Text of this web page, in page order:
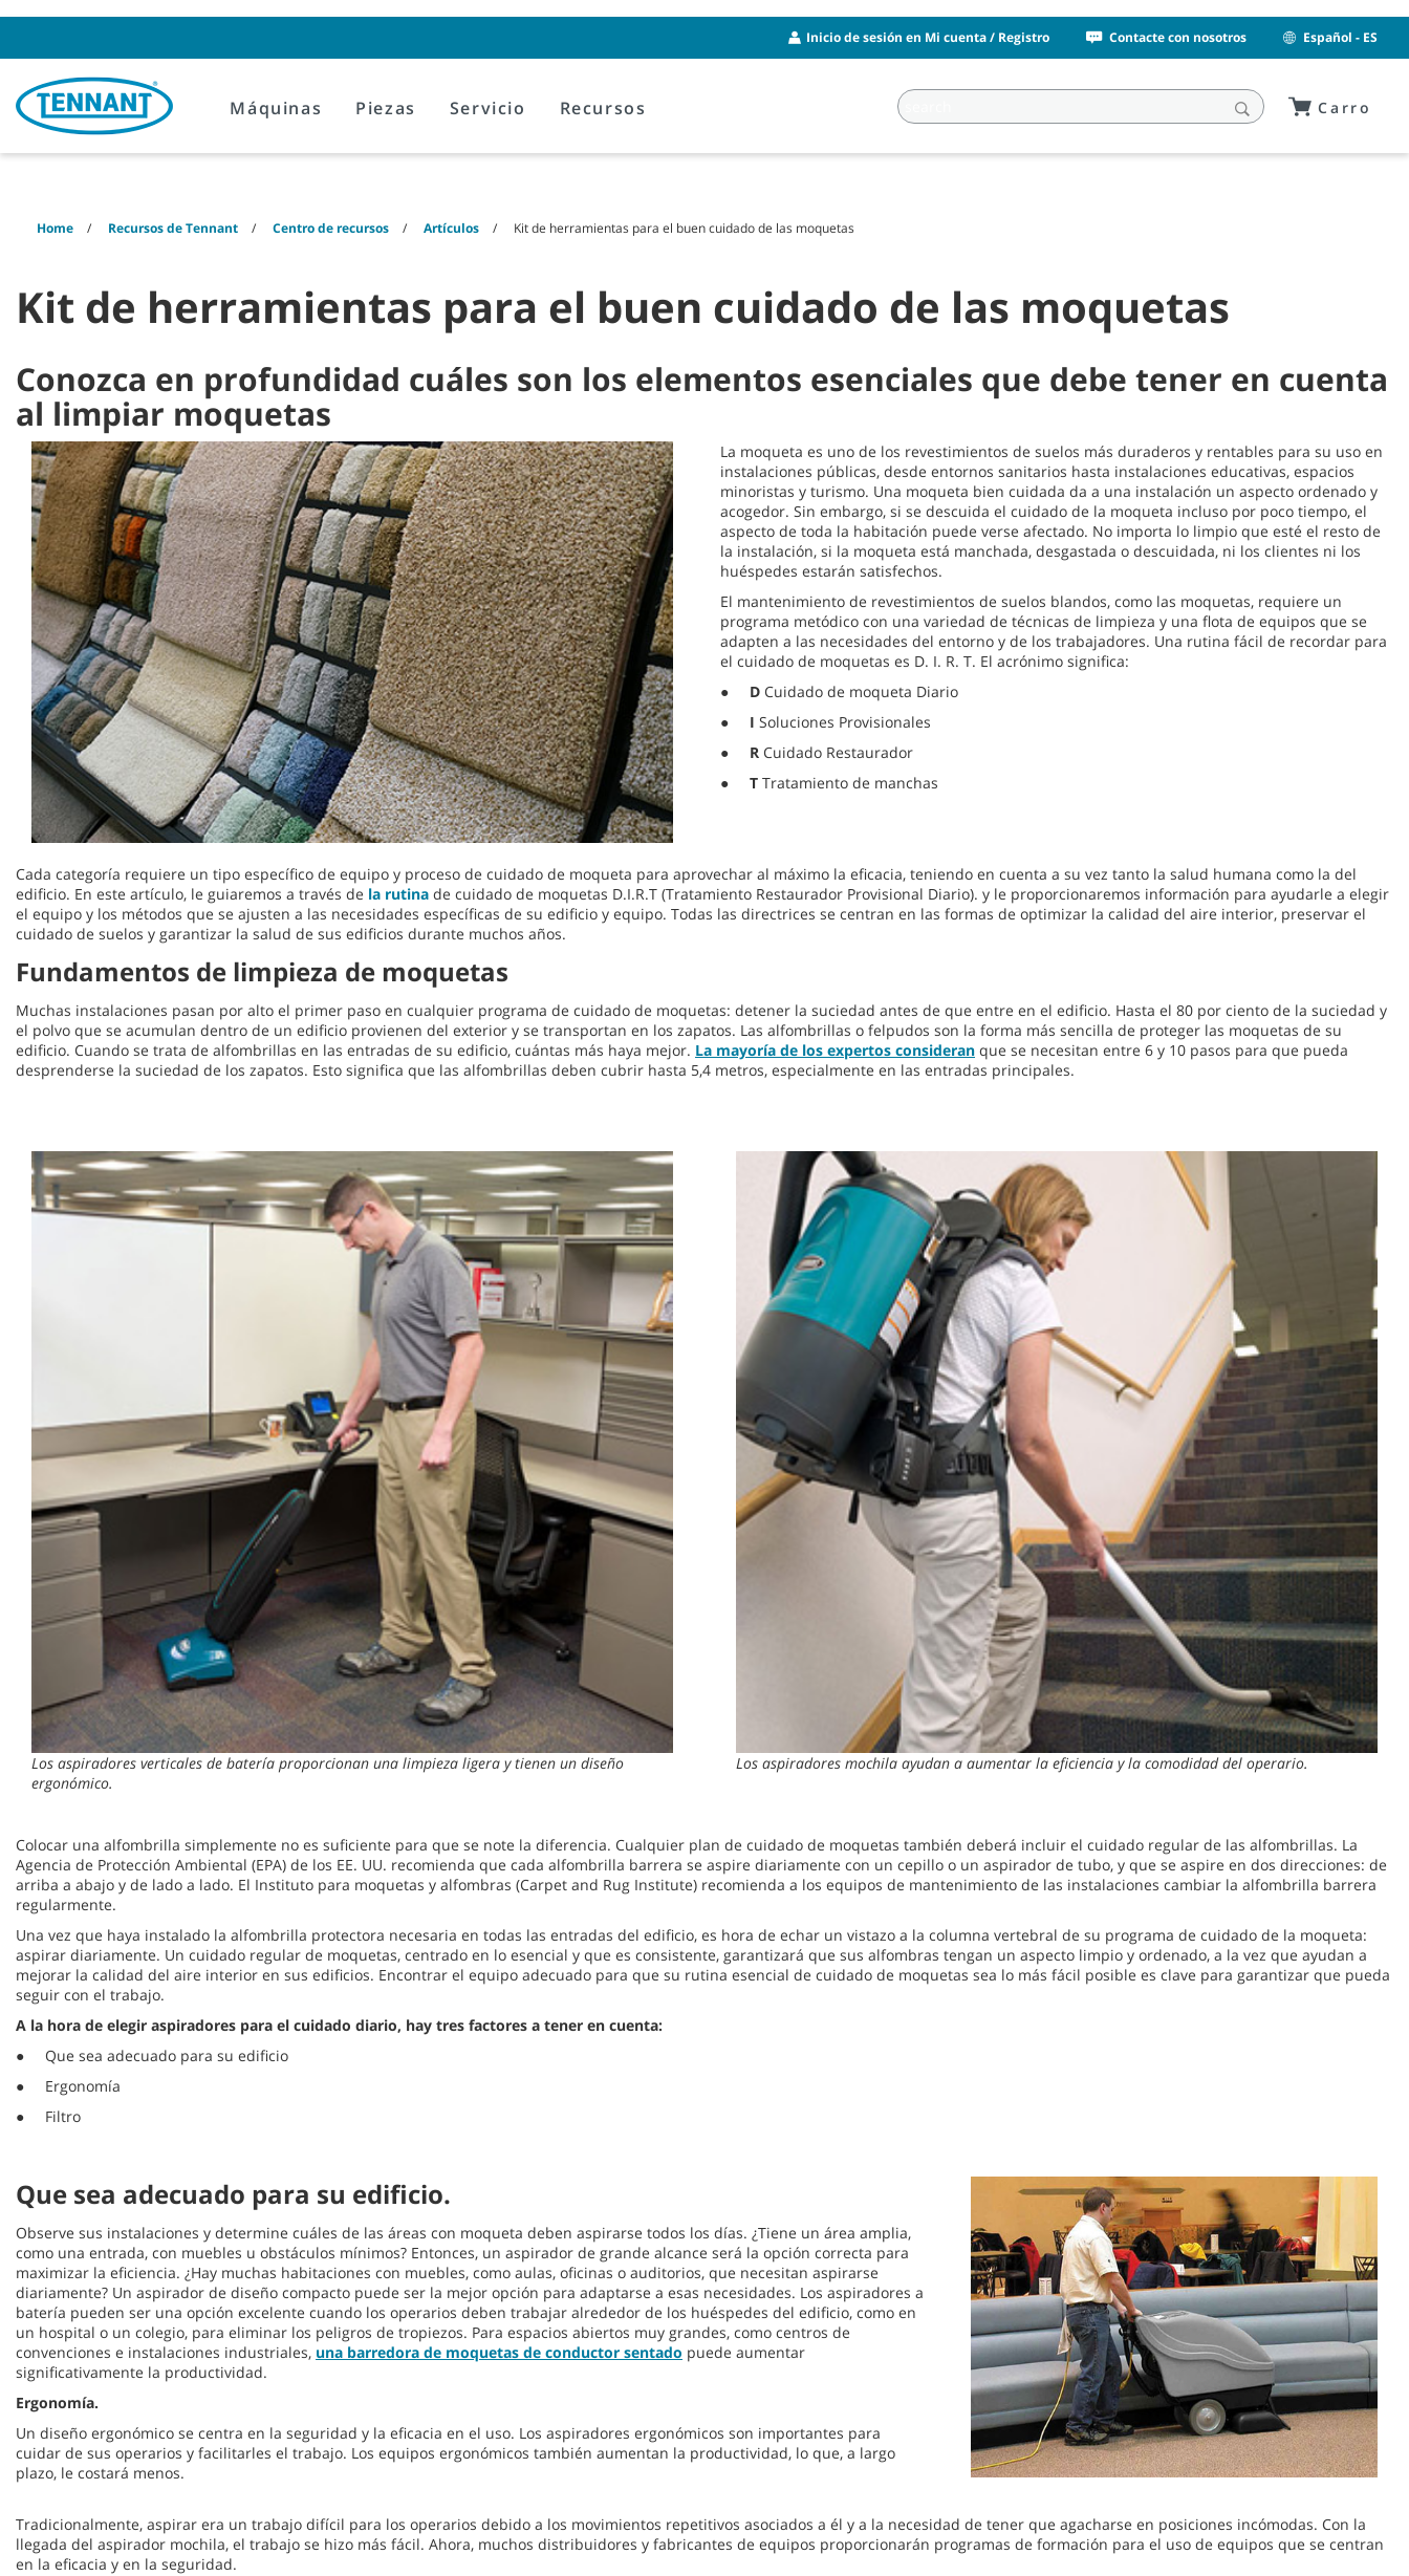
Inicio de sesión en Mi cuenta / Registro Contacte con nosotros Español - ES
Máquinas Piezas Servicio Recursos Carro
Home Recursos de Tennant Centro de recursos Artículos Kit de herramientas para el buen cuidado de las moquetas
Kit de herramientas para el buen cuidado de las moquetas
Conozca en profundidad cuáles son los elementos esenciales que debe tener en cuenta
al limpiar moquetas
La moqueta es uno de los revestimientos de suelos más duraderos y rentables para su uso en
instalaciones públicas, desde entornos sanitarios hasta instalaciones educativas, espacios
minoristas y turismo. Una moqueta bien cuidada da a una instalación un aspecto ordenado y
acogedor. Sin embargo, si se descuida el cuidado de la moqueta incluso por poco tiempo, el
aspecto de toda la habitación puede verse afectado. No importa lo limpio que esté el resto de
la instalación, si la moqueta está manchada, desgastada o descuidada, ni los clientes ni los
huéspedes estarán satisfechos.
El mantenimiento de revestimientos de suelos blandos, como las moquetas, requiere un
programa metódico con una variedad de técnicas de limpieza y una flota de equipos que se
adapten a las necesidades del entorno y de los trabajadores. Una rutina fácil de recordar para
el cuidado de moquetas es D. I. R. T. El acrónimo significa:
● D Cuidado de moqueta Diario
● I Soluciones Provisionales
● R Cuidado Restaurador
● T Tratamiento de manchas
Cada categoría requiere un tipo específico de equipo y proceso de cuidado de moqueta para aprovechar al máximo la eficacia, teniendo en cuenta a su vez tanto la salud humana como la del
edificio. En este artículo, le guiaremos a través de la rutina de cuidado de moquetas D.I.R.T (Tratamiento Restaurador Provisional Diario). y le proporcionaremos información para ayudarle a elegir
el equipo y los métodos que se ajusten a las necesidades específicas de su edificio y equipo. Todas las directrices se centran en las formas de optimizar la calidad del aire interior, preservar el
cuidado de suelos y garantizar la salud de sus edificios durante muchos años.
Fundamentos de limpieza de moquetas
Muchas instalaciones pasan por alto el primer paso en cualquier programa de cuidado de moquetas: detener la suciedad antes de que entre en el edificio. Hasta el 80 por ciento de la suciedad y
el polvo que se acumulan dentro de un edificio provienen del exterior y se transportan en los zapatos. Las alfombrillas o felpudos son la forma más sencilla de proteger las moquetas de su
edificio. Cuando se trata de alfombrillas en las entradas de su edificio, cuántas más haya mejor. La mayoría de los expertos consideran que se necesitan entre 6 y 10 pasos para que pueda
desprenderse la suciedad de los zapatos. Esto significa que las alfombrillas deben cubrir hasta 5,4 metros, especialmente en las entradas principales.
Los aspiradores verticales de batería proporcionan una limpieza ligera y tienen un diseño
ergonómico.
Los aspiradores mochila ayudan a aumentar la eficiencia y la comodidad del operario.
Colocar una alfombrilla simplemente no es suficiente para que se note la diferencia. Cualquier plan de cuidado de moquetas también deberá incluir el cuidado regular de las alfombrillas. La
Agencia de Protección Ambiental (EPA) de los EE. UU. recomienda que cada alfombrilla barrera se aspire diariamente con un cepillo o un aspirador de tubo, y que se aspire en dos direcciones: de
arriba a abajo y de lado a lado. El Instituto para moquetas y alfombras (Carpet and Rug Institute) recomienda a los equipos de mantenimiento de las instalaciones cambiar la alfombrilla barrera
regularmente.
Una vez que haya instalado la alfombrilla protectora necesaria en todas las entradas del edificio, es hora de echar un vistazo a la columna vertebral de su programa de cuidado de la moqueta:
aspirar diariamente. Un cuidado regular de moquetas, centrado en lo esencial y que es consistente, garantizará que sus alfombras tengan un aspecto limpio y ordenado, a la vez que ayudan a
mejorar la calidad del aire interior en sus edificios. Encontrar el equipo adecuado para que su rutina esencial de cuidado de moquetas sea lo más fácil posible es clave para garantizar que pueda
seguir con el trabajo.
A la hora de elegir aspiradores para el cuidado diario, hay tres factores a tener en cuenta:
● Que sea adecuado para su edificio
● Ergonomía
● Filtro
Que sea adecuado para su edificio.
Observe sus instalaciones y determine cuáles de las áreas con moqueta deben aspirarse todos los días. ¿Tiene un área amplia,
como una entrada, con muebles u obstáculos mínimos? Entonces, un aspirador de grande alcance será la opción correcta para
maximizar la eficiencia. ¿Hay muchas habitaciones con muebles, como aulas, oficinas o auditorios, que necesitan aspirarse
diariamente? Un aspirador de diseño compacto puede ser la mejor opción para adaptarse a esas necesidades. Los aspiradores a
batería pueden ser una opción excelente cuando los operarios deben trabajar alrededor de los huéspedes del edificio, como en
un hospital o un colegio, para eliminar los peligros de tropiezos. Para espacios abiertos muy grandes, como centros de
convenciones e instalaciones industriales, una barredora de moquetas de conductor sentado puede aumentar
significativamente la productividad.
Ergonomía.
Un diseño ergonómico se centra en la seguridad y la eficacia en el uso. Los aspiradores ergonómicos son importantes para
cuidar de sus operarios y facilitarles el trabajo. Los equipos ergonómicos también aumentan la productividad, lo que, a largo
plazo, le costará menos.
Tradicionalmente, aspirar era un trabajo difícil para los operarios debido a los movimientos repetitivos asociados a él y a la necesidad de tener que agacharse en posiciones incómodas. Con la
llegada del aspirador mochila, el trabajo se hizo más fácil. Ahora, muchos distribuidores y fabricantes de equipos proporcionarán programas de formación para el uso de equipos que se centran
en la eficacia y en la seguridad.